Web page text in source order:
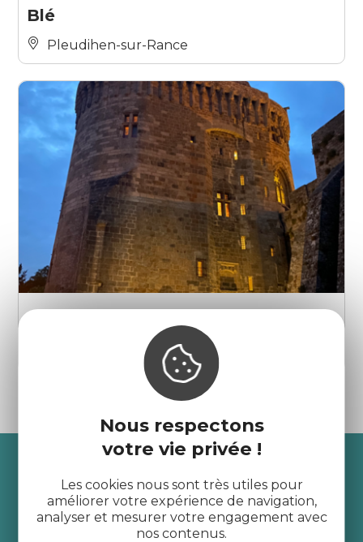
Nous respectons
votre vie privée !
Les cookies nous sont très utiles pour
améliorer votre expérience de navigation,
analyser et mesurer votre engagement avec
nos contenus.
Blé
Pleudihen-sur-Rance
Nuit des châteaux : soirée dansante
Recevez l’actualité des
Côtes d’Armor